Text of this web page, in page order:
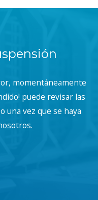
momentáneamente
puede revisar las
una vez que se haya